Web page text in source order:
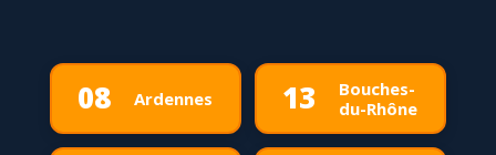
08 Ardennes 13
Bouches-
du-Rhône